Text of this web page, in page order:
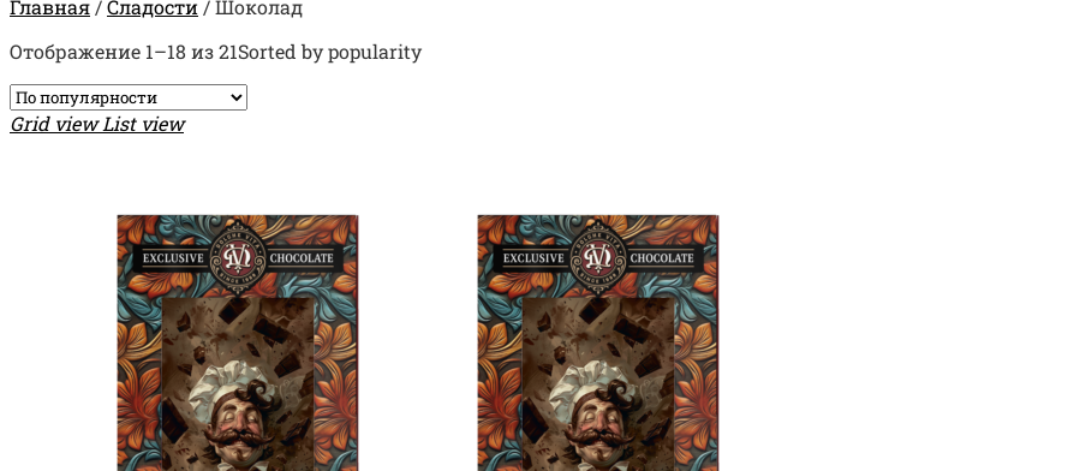
Главная /Сладости /Шоколад
Отображение 1–18 из 21Sorted by popularity
Grid view List view